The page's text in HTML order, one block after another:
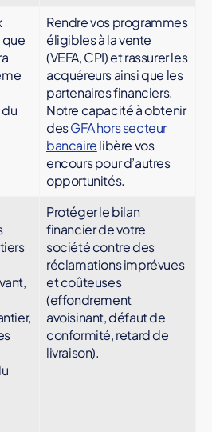
que
Rendre vos programmes
éligibles à la vente
(VEFA, CPI) et rassurer les
acquéreurs ainsi que les
partenaires financiers.
Notre capacité à obtenir
desGFA hors secteur
bancairelibère vos
encours pour d’autres
opportunités.
Protéger le bilan
financier de votre
société contre des
réclamations imprévues
et coûteuses
(effondrement
avoisinant, défaut de
conformité, retard de
livraison).